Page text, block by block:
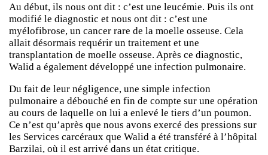
Au début, ils nous ont dit : c’est une leucémie. Puis ils ont
modifié le diagnostic et nous ont dit : c’est une
myélofibrose, un cancer rare de la moelle osseuse. Cela
allait désormais requérir un traitement et une
transplantation de moelle osseuse. Après ce diagnostic,
Walid a également développé une infection pulmonaire.
Du fait de leur négligence, une simple infection
pulmonaire a débouché en fin de compte sur une opération
au cours de laquelle on lui a enlevé le tiers d’un poumon.
Ce n’est qu’après que nous avons exercé des pressions sur
les Services carcéraux que Walid a été transféré à l’hôpital
Barzilai, où il est arrivé dans un état critique.